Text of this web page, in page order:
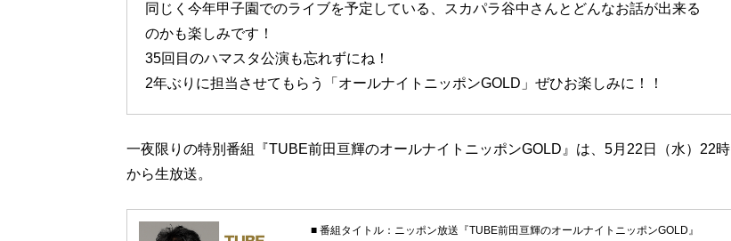
同じく今年甲子園でのライブを予定している、スカパラ谷中さんとどんなお話が出来る
のかも楽しみです！
35回目のハマスタ公演も忘れずにね！
2年ぶりに担当させてもらう「オールナイトニッポンGOLD」ぜひお楽しみに！！
一夜限りの特別番組『TUBE前田亘輝のオールナイトニッポンGOLD』は、5月22日（水）22時
から生放送。
■ 番組タイトル：ニッポン放送『TUBE前田亘輝のオールナイトニッポンGOLD』